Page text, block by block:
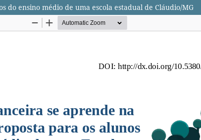
do ensino médio de uma escola estadual de Cláudio/MG